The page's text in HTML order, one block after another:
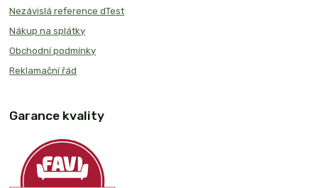
Nezávislá reference dTest
Nákup na splátky
Obchodní podmínky
Reklamační řád
Garance kvality